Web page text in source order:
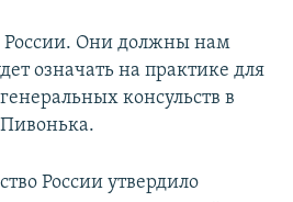
России. Они должны нам
означать на практике для
консульств в
России утвердило